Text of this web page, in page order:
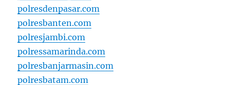
polresdenpasar.com
polresbanten.com
polresjambi.com
polressamarinda.com
polresbanjarmasin.com
polresbatam.com